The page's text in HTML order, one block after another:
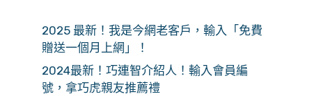
2025 最新！我是今網老客戶，輸入「免費
贈送一個月上網」！
2024最新！巧連智介紹人！輸入會員編
號，拿巧虎親友推薦禮